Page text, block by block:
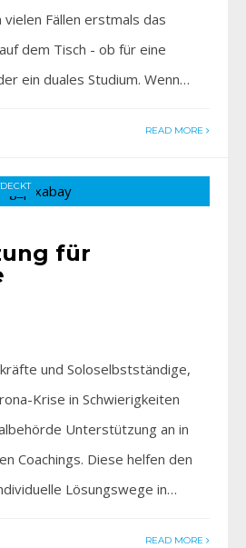
Fällen erstmals das
dem Tisch - ob für eine
ein duales Studium. Wenn…
READ MORE
für
und Soloselbstständige,
Krise in Schwierigkeiten
Unterstützung an in
Coachings. Diese helfen den
Lösungswege in…
READ MORE